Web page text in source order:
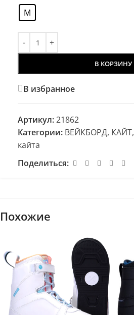
M
В КОРЗИНУ
В избранное
Артикул:21862
Категории: ВЕЙКБОРД, КАЙТ,
кайта
Поделиться:
Похожие